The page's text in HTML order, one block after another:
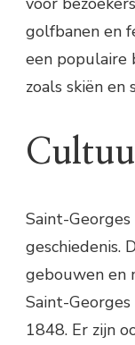
golfbanen en
een populaire
zoals skiën en
Saint-
geschiedenis.
gebouwen en
Saint-
1848. Er zijn